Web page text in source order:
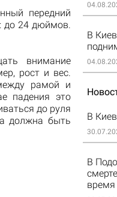
передний
до 24 дюймов.
внимание
рост и вес.
рамой и
падения это
до руля
должна быть
В
В
В